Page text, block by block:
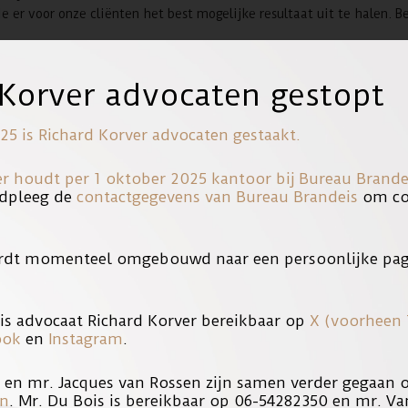
voor onze cliënten het best mogelijke resultaat uit te halen.
met andere advocaten niet geschuwd. Integendeel. Wij raken
ook als dat collega’s (van een ander kantoor) zijn.
met onze eigen leveranciers. Zo zijn wij er trots op dat onze
deze site werken wij al jaren samen.
en bel of mail voor een afspraak.
kan versturen wij zaken op papier.
gaan. Zowel wanneer u belang heeft bij pers als wanneer u
advocaten gestopt
is Richard Korver advocaten gestaakt.
houdt per 1 oktober 2025 kantoor bij Bureau
de contactgegevens van Bureau Brandeis om
momenteel omgebouwd naar een persoonlijke
advocaat Richard Korver bereikbaar op X (voorheen
en Instagram .
mr. Jacques van Rossen zijn samen verder gegaan
. Mr. Du Bois is bereikbaar op 06-54282350 en mr.